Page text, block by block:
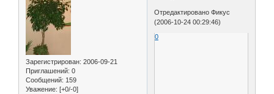
Зарегистрирован: 2006-09-21
Приглашений: 0
Сообщений: 159
Уважение: [+0/-0]
Отредактировано Фикус
(2006-10-24 00:29:46)
0